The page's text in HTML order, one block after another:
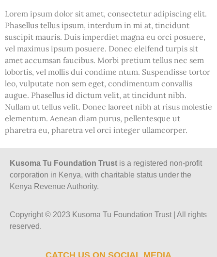
Lorem ipsum dolor sit amet, consectetur adipiscing elit.
Phasellus tellus ipsum, interdum in mi at, tincidunt
suscipit mauris. Duis imperdiet magna eu orci posuere,
vel maximus ipsum posuere. Donec eleifend turpis sit
amet accumsan faucibus. Morbi pretium tellus nec sem
lobortis, vel mollis dui condime ntum. Suspendisse tortor
leo, vulputate non sem eget, condimentum convallis
augue. Phasellus id dictum velit, at tincidunt nibh.
Nullam ut tellus velit. Donec laoreet nibh at risus molestie
elementum. Aenean diam purus, pellentesque ut
pharetra eu, pharetra vel orci integer ullamcorper.
Kusoma Tu Foundation Trust is a registered non-profit
corporation in Kenya, with charitable status under the
Kenya Revenue Authority.
Copyright © 2023 Kusoma Tu Foundation Trust | All rights
reserved.